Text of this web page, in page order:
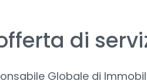
di
Globale di